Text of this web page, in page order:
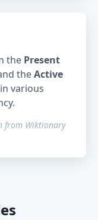
the Present
theActive
various
from Wiktionary